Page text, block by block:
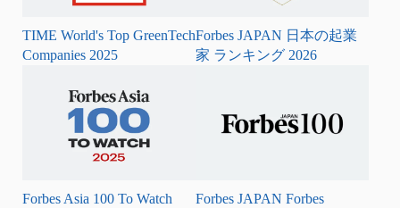
TIME World's Top GreenTech
Companies 2025
Forbes JAPAN 日本の起業
家 ランキング 2026
Forbes Asia 100 To Watch
Forbes JAPAN Forbes